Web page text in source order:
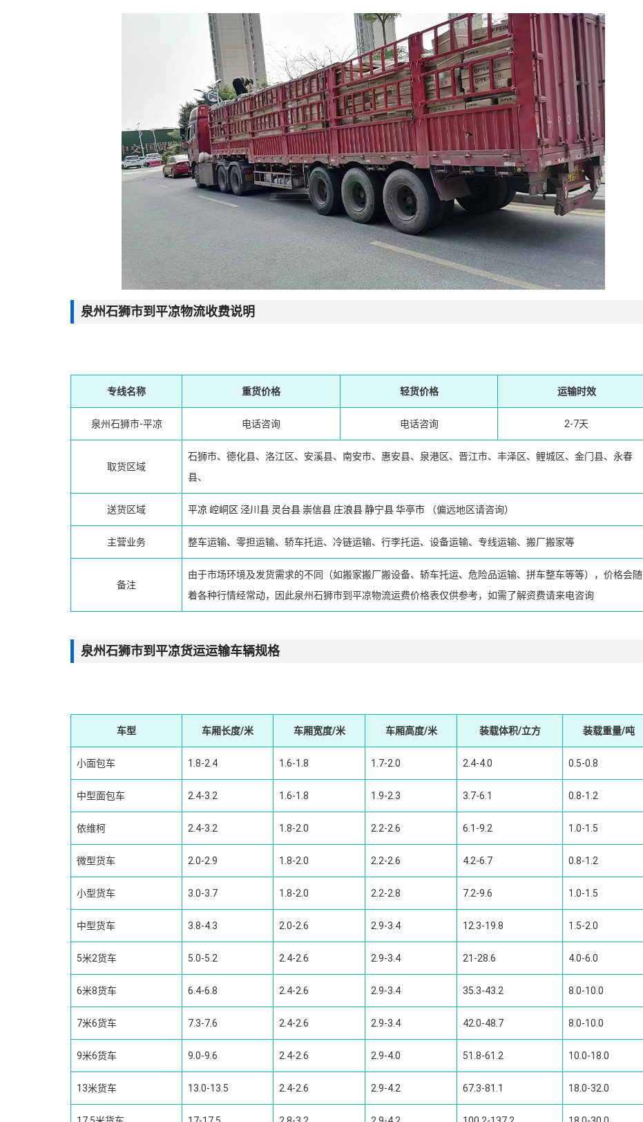
泉州石狮市到平凉物流收费说明
专线名称 重货价格 轻货价格 运输时效
泉州石狮市-平凉 电话咨询 电话咨询 2-7天
取货区域
石狮市、德化县、洛江区、安溪县、南安市、惠安县、泉港区、晋江市、丰泽区、鲤城区、金门县、永春
县、
送货区域 平凉 崆峒区 泾川县 灵台县 崇信县 庄浪县静宁县华亭市 （偏远地区请咨询）
主营业务 整车运输、零担运输、轿车托运、冷链运输、行李托运、设备运输、专线运输、搬厂搬家等
备注
由于市场环境及发货需求的不同（如搬家搬厂搬设备、轿车托运、危险品运输、拼车整车等等），价格会随
着各种行情经常动，因此泉州石狮市到平凉物流运费价格表仅供参考，如需了解资费请来电咨询
泉州石狮市到平凉货运运输车辆规格
车型 车厢长度/米 车厢宽度/米 车厢高度/米 装载体积/立方 装载重量/吨
小面包车 1.8-2.4 1.6-1.8 1.7-2.0 2.4-4.0 0.5-0.8
中型面包车 2.4-3.2 1.6-1.8 1.9-2.3 3.7-6.1 0.8-1.2
依维柯 2.4-3.2 1.8-2.0 2.2-2.6 6.1-9.2 1.0-1.5
微型货车 2.0-2.9 1.8-2.0 2.2-2.6 4.2-6.7 0.8-1.2
小型货车 3.0-3.7 1.8-2.0 2.2-2.8 7.2-9.6 1.0-1.5
中型货车 3.8-4.3 2.0-2.6 2.9-3.4 12.3-19.8 1.5-2.0
5米2货车 5.0-5.2 2.4-2.6 2.9-3.4 21-28.6 4.0-6.0
6米8货车 6.4-6.8 2.4-2.6 2.9-3.4 35.3-43.2 8.0-10.0
7米6货车 7.3-7.6 2.4-2.6 2.9-3.4 42.0-48.7 8.0-10.0
9米6货车 9.0-9.6 2.4-2.6 2.9-4.0 51.8-61.2 10.0-18.0
13米货车 13.0-13.5 2.4-2.6 2.9-4.2 67.3-81.1 18.0-32.0